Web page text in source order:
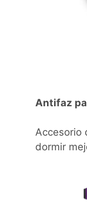
Antifaz
Accesorio
dormir